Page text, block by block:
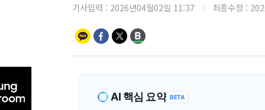
기사입력 : 2026년04월02일 11:37 최종수정 :
AI 핵심 요약 BETA